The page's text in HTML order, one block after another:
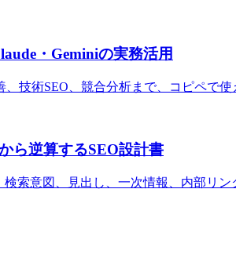
・Geminiの実務活用
技術SEO、競合分析まで、コピペで使
ら逆算するSEO設計書
索意図、見出し、一次情報、内部リ